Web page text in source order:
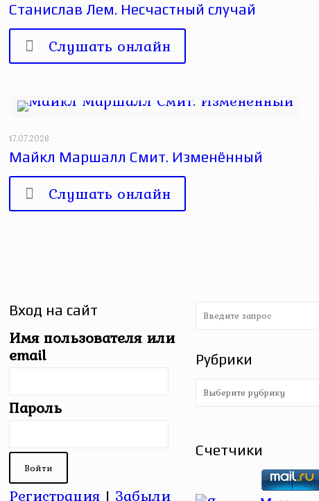
Станислав Лем. Несчастный случай
Слушать онлайн
17.07.2026
Майкл Маршалл Смит. Изменённый
Слушать онлайн
Вход на сайт
Имя пользователя или
email
Пароль
Регистрация | Забыли
Рубрики
Рубрики
Счетчики